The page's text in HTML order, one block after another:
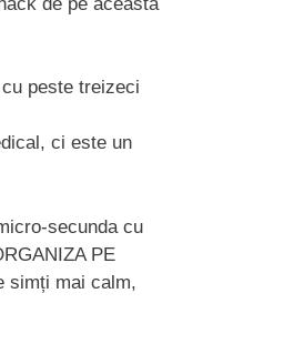
peste treizeci
ci este un
secunda cu
PE
simți mai calm,